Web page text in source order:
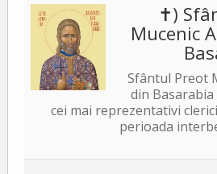
✝)
Mucenic
Sfântul Preot
din
cei mai reprezentativi
perioada